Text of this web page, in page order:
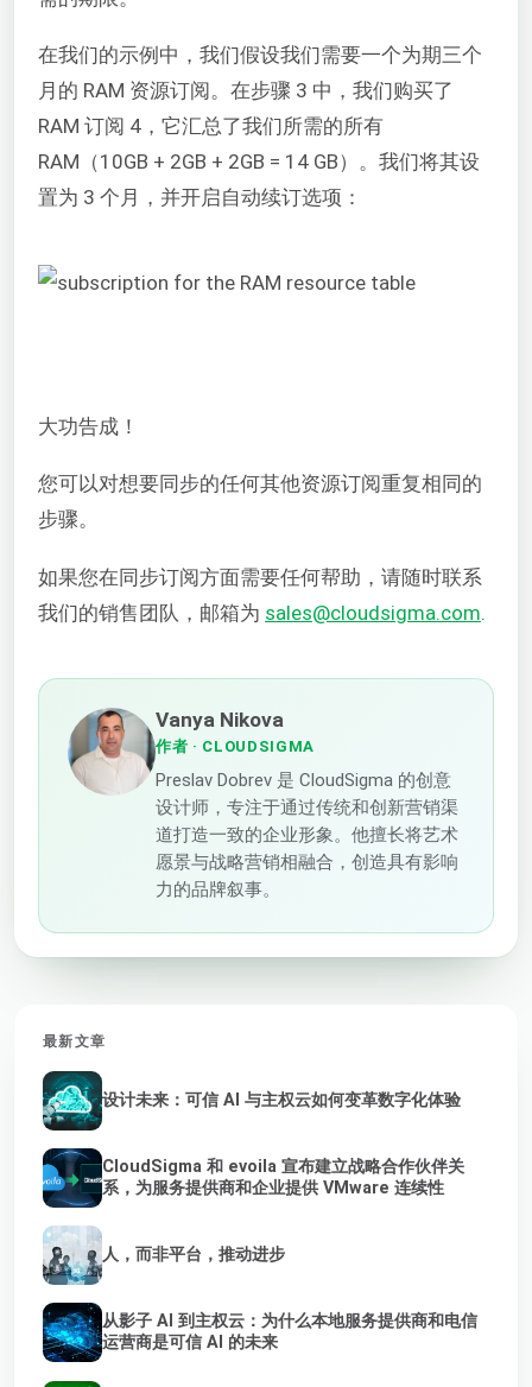
在我们的示例中，我们假设我们需要一个为期三个
月的 RAM 资源订阅。在步骤 3 中，我们购买了
RAM 订阅 4，它汇总了我们所需的所有
RAM（10GB + 2GB + 2GB = 14 GB）。我们将其设
置为 3 个月，并开启自动续订选项：
大功告成！
您可以对想要同步的任何其他资源订阅重复相同的
步骤。
如果您在同步订阅方面需要任何帮助，请随时联系
我们的销售团队，邮箱为 sales@cloudsigma.com
Vanya Nikova
作者 · CLOUDSIGMA
Preslav Dobrev 是 CloudSigma 的创意
设计师，专注于通过传统和创新营销渠
道打造一致的企业形象。他擅长将艺术
愿景与战略营销相融合，创造具有影响
力的品牌叙事。
最新文章
设计未来：可信 AI 与主权云如何变革数字化体验
CloudSigma 和 evoila 宣布建立战略合作伙伴关
系，为服务提供商和企业提供 VMware 连续性
人，而非平台，推动进步
从影子 AI 到主权云：为什么本地服务提供商和电信
运营商是可信 AI 的未来